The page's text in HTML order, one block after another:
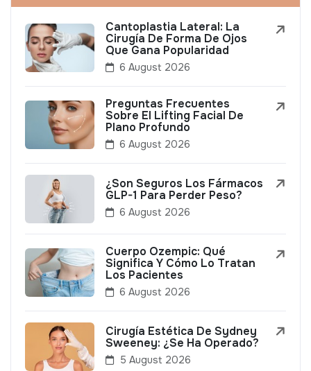
Cantoplastia Lateral: La
Cirugía De Forma De Ojos
Que Gana Popularidad
6 August 2026
Preguntas Frecuentes
Sobre El Lifting Facial De
Plano Profundo
6 August 2026
¿Son Seguros Los Fármacos
GLP-1 Para Perder Peso?
6 August 2026
Cuerpo Ozempic: Qué
Significa Y Cómo Lo Tratan
Los Pacientes
6 August 2026
Cirugía Estética De Sydney
Sweeney: ¿Se Ha Operado?
5 August 2026